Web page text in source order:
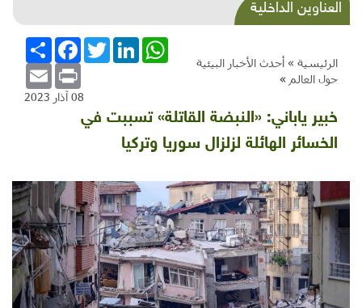
العناوين الداخليةشذرات بيئية وتنموية...بنية تحتية وحلويات قبيحة
وحاكورة ونوبل وزيتون و"سيباط"
الرئيسية » أحدث الأخبار البيئية
حول العالم »
انشر
FacebookTwitterLinkedInWhatsApp
Email Print
08 آذار 2023
خبير ياباني: «النبضة القاتلة» تسببت في
الخسائر الهائلة لزلزال سوريا وتركيا